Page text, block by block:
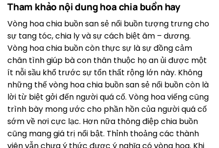
Tham khảo nội dung hoa chia buồn hay
Vòng hoa chia buồn san sẻ nổi buồn tượng trưng cho
sự tang tóc, chia ly và sự cách biệt âm – dương.
Vòng hoa chia buồn còn thực sự là sự đồng cảm
chân tình giúp bà con thân thuộc họ an ủi được một
ít nỗi sầu khổ trước sự tổn thất rộng lớn này. Không
những thế vòng hoa chia buồn san sẻ nổi buồn còn là
lời từ biệt gởi đến người quá cố. Vòng hoa viếng cũng
trình bày mong ước cho phần hồn của người quá cố
sớm về nơi cực lạc. Hơn nữa thông điệp chia buồn
cũng mang giá trị nổi bật. Thỉnh thoảng các thành